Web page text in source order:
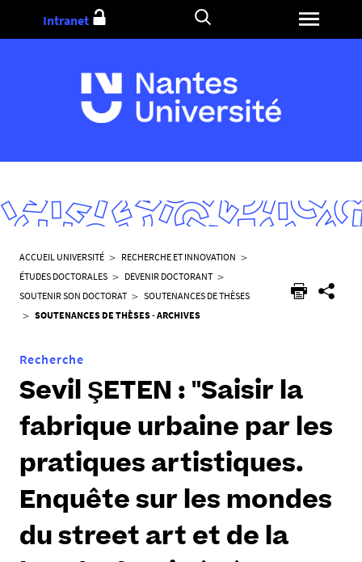
Aller
Intranet
V
o
u
s
t
s
c
:
ACCUEIL UNIVERSITÉ
RECHERCHE ET INNOVATION
ÉTUDES DOCTORALES
DEVENIR DOCTORANT
SOUTENIR SON DOCTORAT
SOUTENANCES DE THÈSES
SOUTENANCES DE THÈSES - ARCHIVES
Recherche
Sevil ŞETEN : "Saisir la
fabrique urbaine par les
pratiques artistiques.
Enquête sur les mondes
du street art et de la